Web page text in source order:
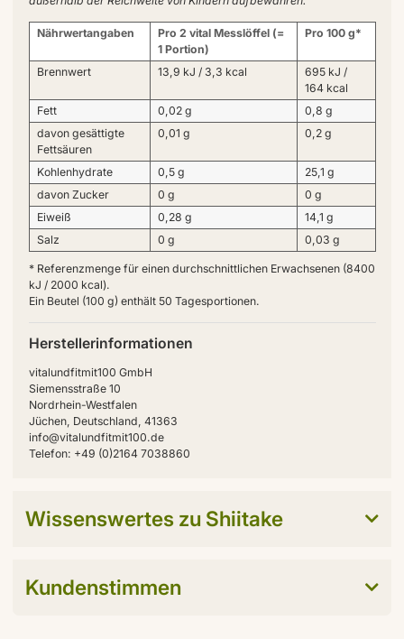
Nährwertangaben
Pro 2 vital Messlöffel (=
1 Portion)
Pro 100 g*
Brennwert 13,9 kJ / 3,3 kcal
695 kJ /
164 kcal
Fett
0,02 g
0,8 g
davon gesättigte
Fettsäuren
0,01 g 0,2 g
Kohlenhydrate 0,5 g
25,1 g
davon Zucker
0 g
0 g
Eiweiß
0,28 g
14,1 g
Salz
0 g 0,03 g
* Referenzmenge für einen durchschnittlichen Erwachsenen (8400
kJ / 2000 kcal).
Ein Beutel (100 g) enthält 50 Tagesportionen.
Herstellerinformationen
vitalundfitmit100 GmbH
Siemensstraße 10
Nordrhein-Westfalen
Jüchen, Deutschland, 41363
info@vitalundfitmit100.de
Telefon: +49 (0)2164 7038860
Wissenswertes zu Shiitake
Kundenstimmen